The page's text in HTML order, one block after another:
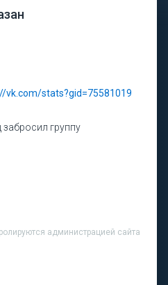
vk.com/stats?gid=75581019
группу
администрацией сайта